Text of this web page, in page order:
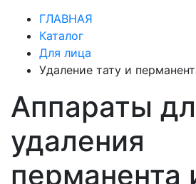
ГЛАВНАЯ
Каталог
Для лица
Удаление тату и
Аппараты
удаления
перманента